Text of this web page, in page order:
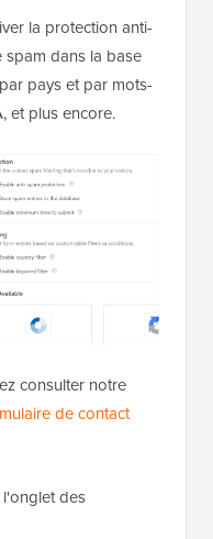
la protection anti-
dans la base
pays et par mots-
et plus encore.
consulter notre
de contact
des